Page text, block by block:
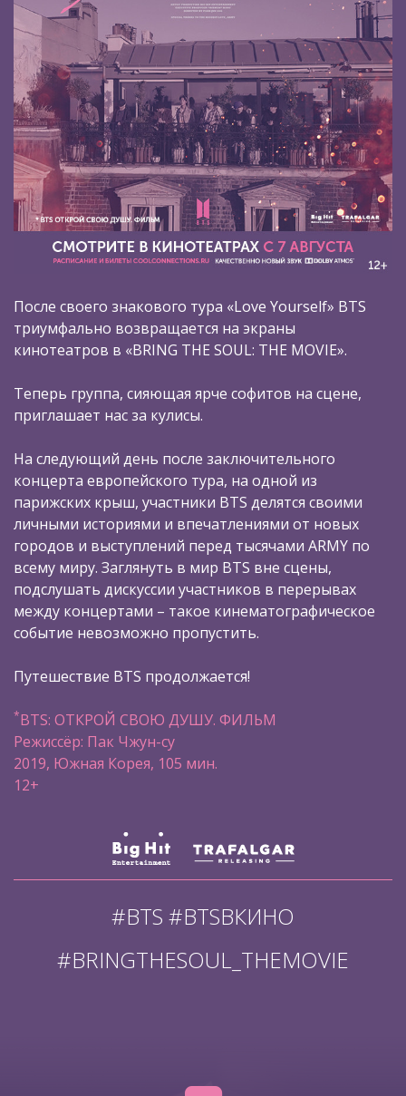
После своего знакового тура «Love Yourself» BTS
триумфально возвращается на экраны
кинотеатров в «BRING THE SOUL: THE MOVIE».
Теперь группа, сияющая ярче софитов на сцене,
приглашает нас за кулисы.
На следующий день после заключительного
концерта европейского тура, на одной из
парижских крыш, участники BTS делятся своими
личными историями и впечатлениями от новых
городов и выступлений перед тысячами ARMY по
всему миру. Заглянуть в мир BTS вне сцены,
подслушать дискуссии участников в перерывах
между концертами – такое кинематографическое
событие невозможно пропустить.
Путешествие BTS продолжается!
*BTS: ОТКРОЙ СВОЮ ДУШУ. ФИЛЬМ
Режиссёр: Пак Чжун-су
2019, Южная Корея, 105 мин.
12+
#BTS #BTSВКИНО
#BRINGTHESOUL_THEMOVIE